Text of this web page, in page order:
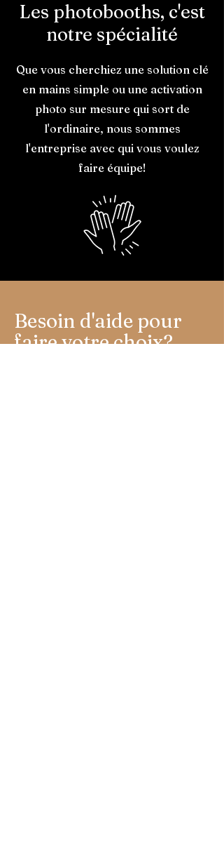
Les photobooths, c'est
notre spécialité
Que vous cherchiez une solution clé
en mains simple ou une activation
photo sur mesure qui sort de
l'ordinaire, nous sommes
l'entreprise avec qui vous voulez
faire équipe!
Besoin d'aide pour
faire votre choix?